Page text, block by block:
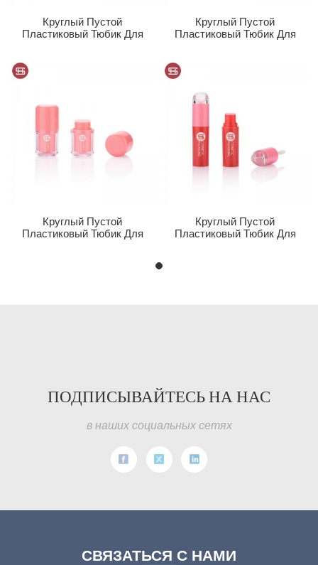
Круглый Пустой
Пластиковый Тюбик Для
Круглый Пустой
Пластиковый Тюбик Для
Круглый Пустой
Пластиковый Тюбик Для
Круглый Пустой
Пластиковый Тюбик Для
ПОДПИСЫВАЙТЕСЬ НА НАС
в наших социальных сетях
СВЯЗАТЬСЯ С НАМИ